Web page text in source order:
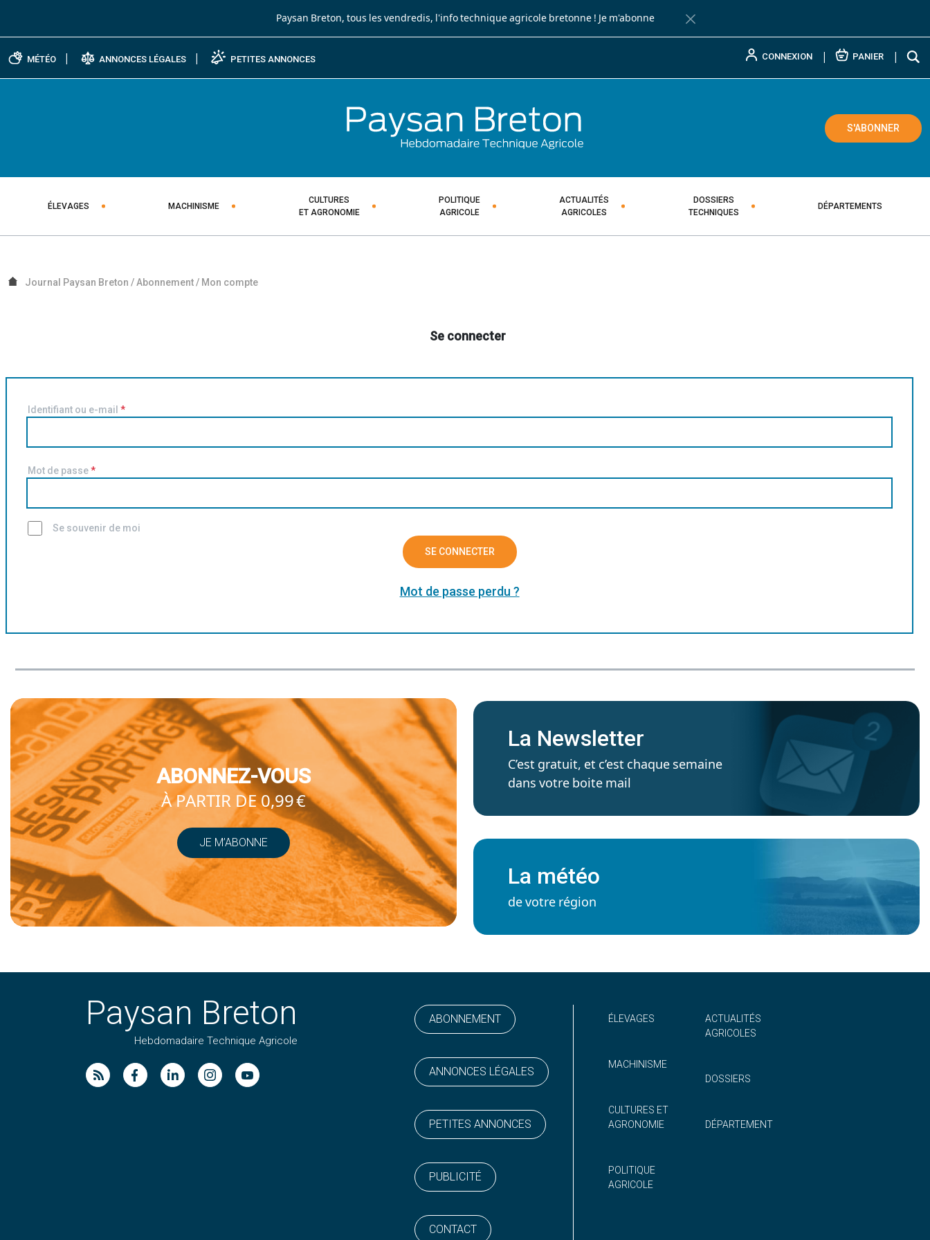
Paysan Breton, tous les vendredis, l'info technique agricole bretonne ! Je m'abonne
Fermer la barre de notification
MÉTÉO ANNONCES LÉGALES PETITES ANNONCES CONNEXION PANIER
S'ABONNER
ÉLEVAGES MACHINISME
CULTURES
ET AGRONOMIE
POLITIQUE
AGRICOLE
ACTUALITÉS
AGRICOLES
DOSSIERS
TECHNIQUES
DÉPARTEMENTS
Journal Paysan Breton / Abonnement/ Mon compte
Se connecter
Identifiant ou e-mail*
Mot de passe*
Se souvenir de moi
SE CONNECTER
Mot de passe perdu ?
ABONNEZ-VOUS
À PARTIR DE 0,99 €
JE M’ABONNE
La Newsletter
C’est gratuit, et c’est chaque semaine
dans votre boite mail
La météo
de votre région
Paysan Breton
Hebdomadaire Technique Agricole
ABONNEMENT
ANNONCES LÉGALES
PETITES ANNONCES
PUBLICITÉ
CONTACT
ÉLEVAGES
MACHINISME
CULTURES ET
AGRONOMIE
POLITIQUE
AGRICOLE
ACTUALITÉS
AGRICOLES
DOSSIERS
DÉPARTEMENT